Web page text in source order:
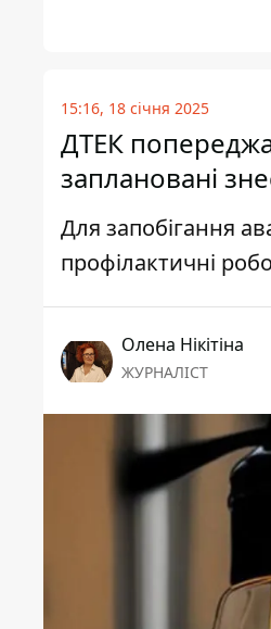
15:16, 18 січня 2025
ДТЕК
заплановані
Для запобігання
профілактичні
Олена Нікітіна
ЖУРНАЛІСТ